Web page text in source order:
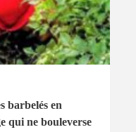
barbelés en
qui ne bouleverse